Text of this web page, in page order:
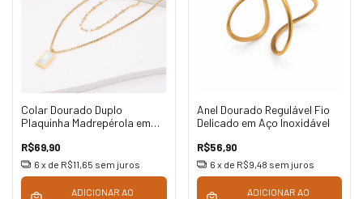
Colar Dourado Duplo
Plaquinha Madrepérola em
R$69,90
6 x de R$11,65 sem juros
ADICIONAR AO
Anel Dourado Regulável Fio
Delicado em Aço Inoxidável
R$56,90
6 x de R$9,48 sem juros
ADICIONAR AO